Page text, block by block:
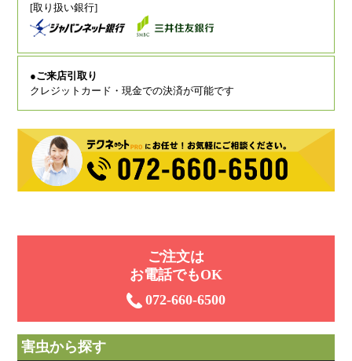
[取り扱い銀行]
●ご来店引取り
クレジットカード・現金での決済が可能です
ご注⽂は
お電話でもOK
072-660-6500
害虫から探す